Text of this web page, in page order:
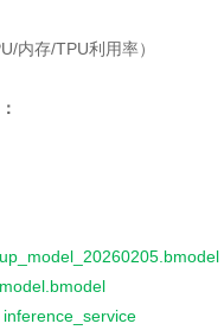
内存/TPU利用率）